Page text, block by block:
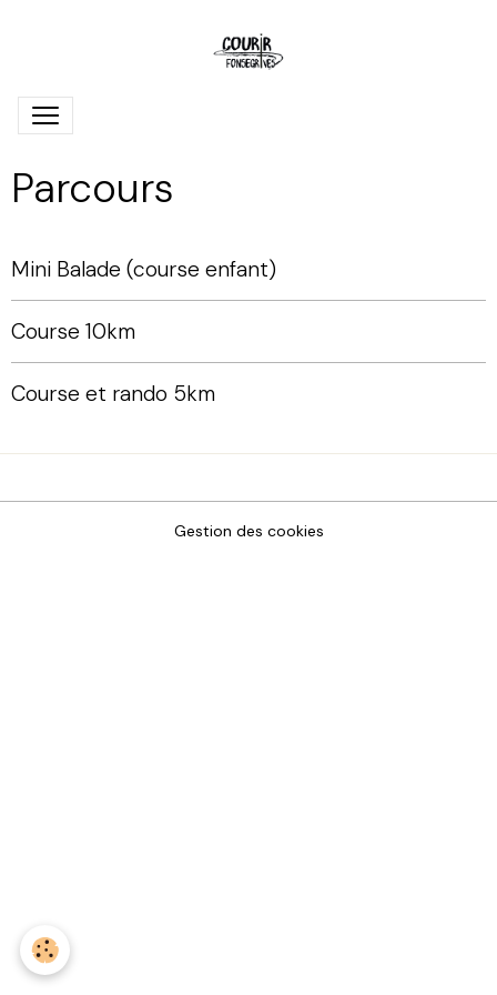
Parcours
Mini Balade (course enfant)
Course 10km
Course et rando 5km
Gestion des cookies